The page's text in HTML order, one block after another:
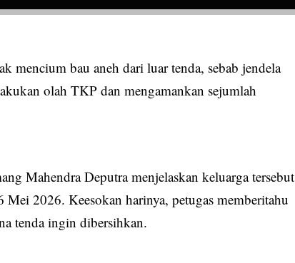
mencium bau aneh dari luar tenda, sebab jendela
olah TKP dan mengamankan sejumlah
Mahendra Deputra menjelaskan keluarga tersebut
2026. Keesokan harinya, petugas memberitahu
tenda ingin dibersihkan.